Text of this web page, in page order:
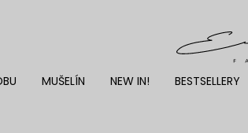
MUŠELÍN NEW IN! BESTSELLERY